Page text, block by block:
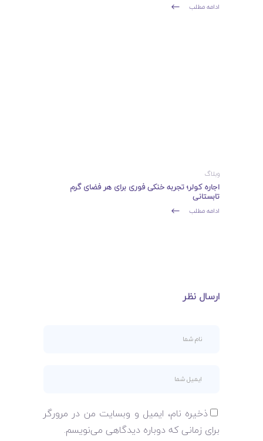
ادامه مطلب
وبلاگ
اجاره کولر؛ تجربه خنکی فوری برای هر فضای گرم
تابستانی
ادامه مطلب
ارسال نظر
ذخیره نام، ایمیل و وبسایت من در مرورگر
برای زمانی که دوباره دیدگاهی می‌نویسم.